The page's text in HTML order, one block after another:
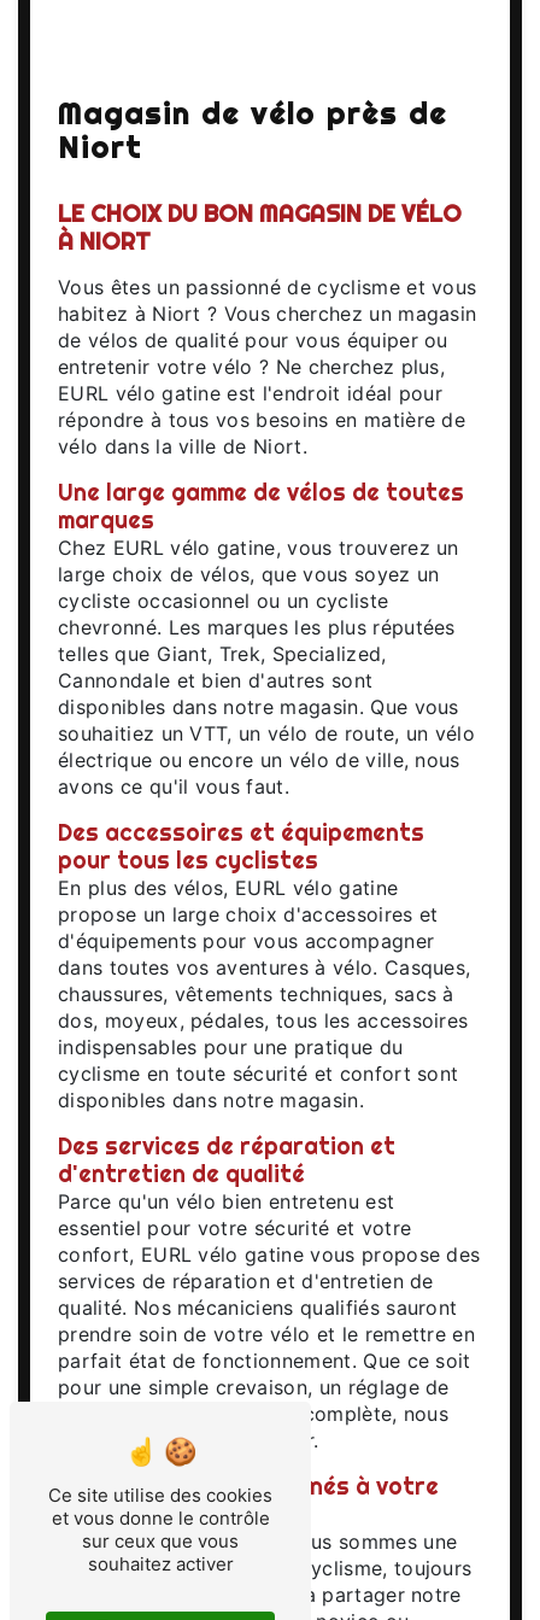
Magasin de vélo près de
Niort
LE CHOIX DU BON MAGASIN DE VÉLO
À NIORT
Vous êtes un passionné de cyclisme et vous
habitez à Niort ? Vous cherchez un magasin
de vélos de qualité pour vous équiper ou
entretenir votre vélo ? Ne cherchez plus,
EURL vélo gatine est l'endroit idéal pour
répondre à tous vos besoins en matière de
vélo dans la ville de Niort.
Une large gamme de vélos de toutes
marques
Chez EURL vélo gatine, vous trouverez un
large choix de vélos, que vous soyez un
cycliste occasionnel ou un cycliste
chevronné. Les marques les plus réputées
telles que Giant, Trek, Specialized,
Cannondale et bien d'autres sont
disponibles dans notre magasin. Que vous
souhaitiez un VTT, un vélo de route, un vélo
électrique ou encore un vélo de ville, nous
avons ce qu'il vous faut.
Des accessoires et équipements
pour tous les cyclistes
En plus des vélos, EURL vélo gatine
propose un large choix d'accessoires et
d'équipements pour vous accompagner
dans toutes vos aventures à vélo. Casques,
chaussures, vêtements techniques, sacs à
dos, moyeux, pédales, tous les accessoires
indispensables pour une pratique du
cyclisme en toute sécurité et confort sont
disponibles dans notre magasin.
Des services de réparation et
d'entretien de qualité
Parce qu'un vélo bien entretenu est
essentiel pour votre sécurité et votre
confort, EURL vélo gatine vous propose des
services de réparation et d'entretien de
qualité. Nos mécaniciens qualifiés sauront
prendre soin de votre vélo et le remettre en
parfait état de fonctionnement. Que ce soit
pour une simple crevaison, un réglage de
dérailleur ou une révision complète, nous
sommes là pour vous aider.
Une équipe de passionnés à votre
écoute
Chez EURL vélo gatine, nous sommes une
équipe de passionnés de cyclisme, toujours
prêts à vous conseiller et à partager notre
Ce site utilise des cookies
et vous donne le contrôle
sur ceux que vous
souhaitez activer